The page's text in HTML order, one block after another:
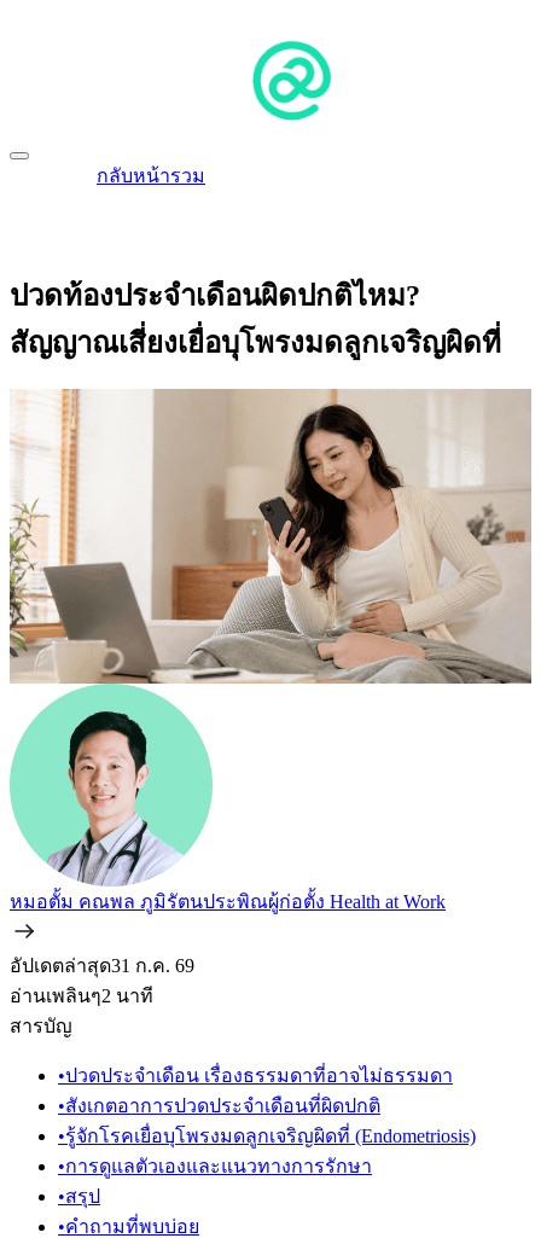
กลับหน้ารวม
ปวดท้องประจำเดือนผิดปกติไหม?
สัญญาณเสี่ยงเยื่อบุโพรงมดลูกเจริญผิดที่
หมอตั้ม คณพล ภูมิรัตนประพิณผู้ก่อตั้ง Health at Work
อัปเดตล่าสุด31 ก.ค. 69
อ่านเพลินๆ2 นาที
สารบัญ
•ปวดประจำเดือน เรื่องธรรมดาที่อาจไม่ธรรมดา
•สังเกตอาการปวดประจำเดือนที่ผิดปกติ
•รู้จักโรคเยื่อบุโพรงมดลูกเจริญผิดที่ (Endometriosis)
•การดูแลตัวเองและแนวทางการรักษา
•สรุป
•คำถามที่พบบ่อย